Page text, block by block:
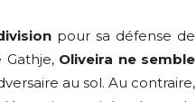
pour sa défense de
Gathje, Oliveira ne semble
au sol. Au contraire,